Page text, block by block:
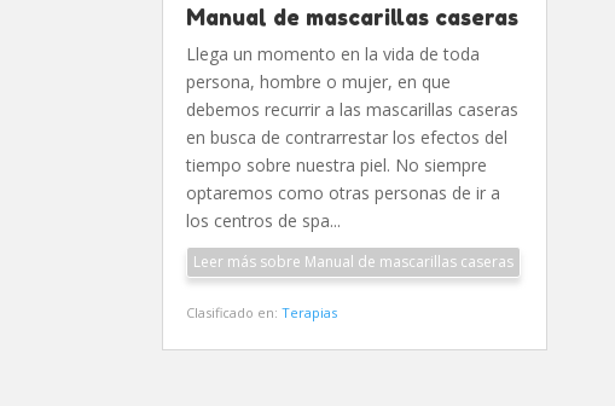
Manual de mascarillas caseras
Llega un momento en la vida de toda
persona, hombre o mujer, en que
debemos recurrir a las mascarillas caseras
en busca de contrarrestar los efectos del
tiempo sobre nuestra piel. No siempre
optaremos como otras personas de ir a
los centros de spa...
Leer más sobre Manual de mascarillas caseras
Clasificado en:Terapias